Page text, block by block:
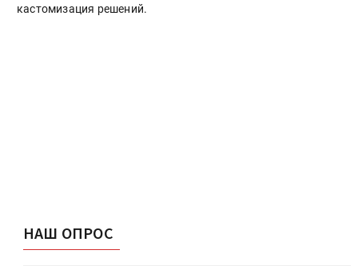
кастомизация решений.
НАШ ОПРОС